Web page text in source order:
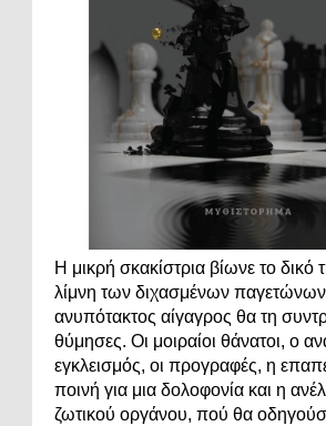
Η μικρή σκακίστρια βίωνε το δικό
λίμνη των διχασμένων
ανυπότακτος αίγαγρος θα τη
θύμησες. Οι μοιραίοι θάνατοι, ο
εγκλεισμός, οι προγραφές, η
ποινή για μια δολοφονία και η
ζωτικού οργάνου, πού θα